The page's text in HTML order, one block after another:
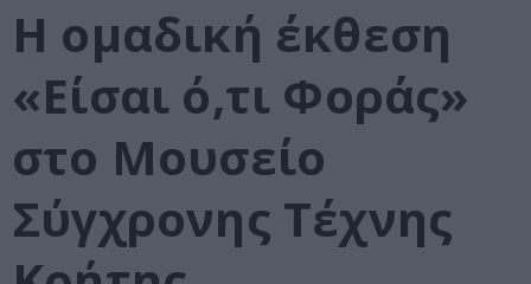
Η ομαδική έκθεση
«Είσαι ό,τι Φοράς»
στο Μουσείο
Σύγχρονης Τέχνης